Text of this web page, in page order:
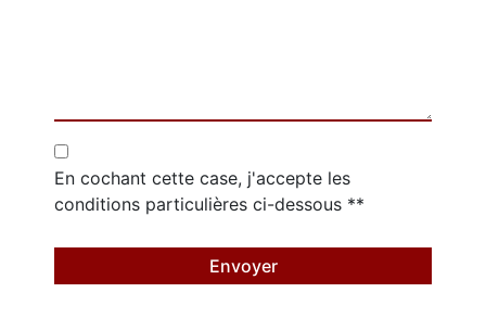
En cochant cette case, j'accepte les
conditions particulières ci-dessous **
Envoyer